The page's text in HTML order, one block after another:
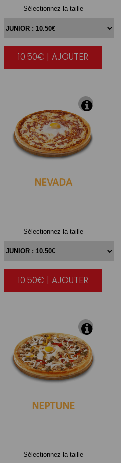
Sélectionnez la taille
|
10.50€ | AJOUTER
NEVADA
Sélectionnez la taille
|
10.50€ | AJOUTER
NEPTUNE
Sélectionnez la taille